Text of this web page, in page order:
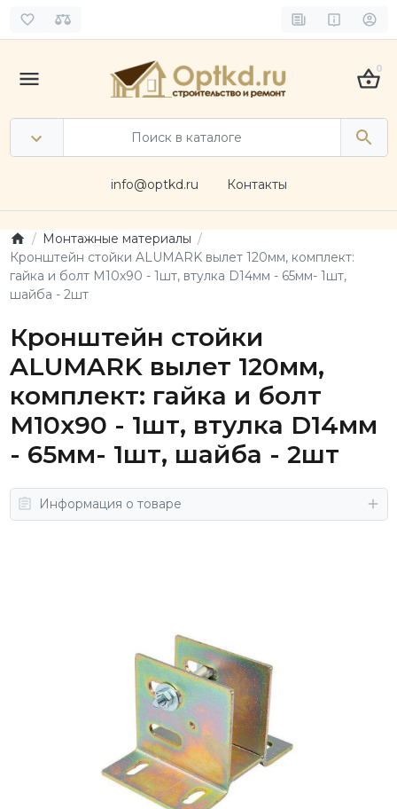
0
info@optkd.ru Контакты
Монтажные материалы
Кронштейн стойки ALUMARK вылет 120мм, комплект:
гайка и болт М10x90 - 1шт, втулка D14мм - 65мм- 1шт,
шайба - 2шт
Кронштейн стойки
ALUMARK вылет 120мм,
комплект: гайка и болт
М10x90 - 1шт, втулка D14мм
- 65мм- 1шт, шайба - 2шт
Информация о товаре